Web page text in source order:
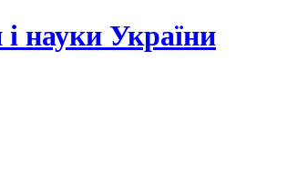
науки України